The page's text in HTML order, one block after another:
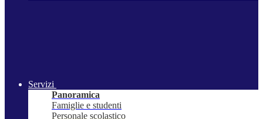
Servizi
Panoramica
Famiglie e studenti
Personale scolastico